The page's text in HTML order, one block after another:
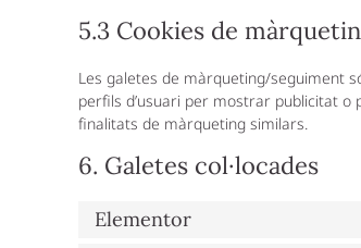
5.3 Cookies de
Les galetes de màrqueting/seguiment
perfils d’usuari per mostrar publicitat o
finalitats de màrqueting similars.
6. Galetes col·locades
Elementor